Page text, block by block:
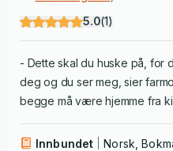
5.0(1)
- Dette skal du huske på, for
deg og du ser meg, sier
begge må være hjemme fra
magiske natten hvor det ikke
Innbundet Norsk,